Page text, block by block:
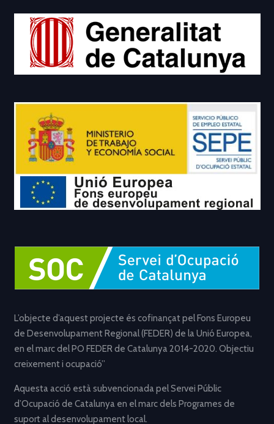
L’objecte d’aquest projecte és cofinançat pel Fons Europeu
de Desenvolupament Regional (FEDER) de la Unió Europea,
en el marc del PO FEDER de Catalunya 2014-2020. Objectiu
creixement i ocupació”
Aquesta acció està subvencionada pel Servei Públic
d’Ocupació de Catalunya en el marc dels Programes de
suport al desenvolupament local.